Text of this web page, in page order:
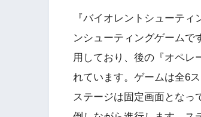
『バイオレントシューテ
ンシューティングゲームで
用しており、後の『オペレ
れています。ゲームは全6
ステージは固定画面となっ